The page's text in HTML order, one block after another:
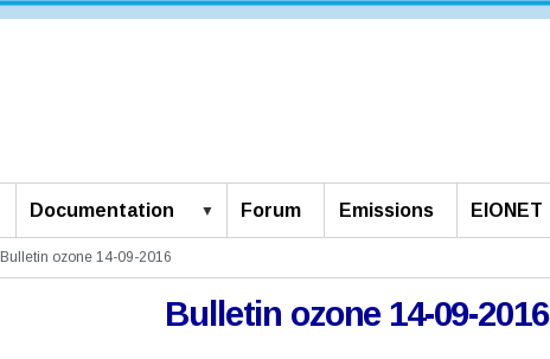
Documentation Forum Emissions EIONET
Bulletin ozone 14-09-2016
Bulletin ozone 14-09-2016